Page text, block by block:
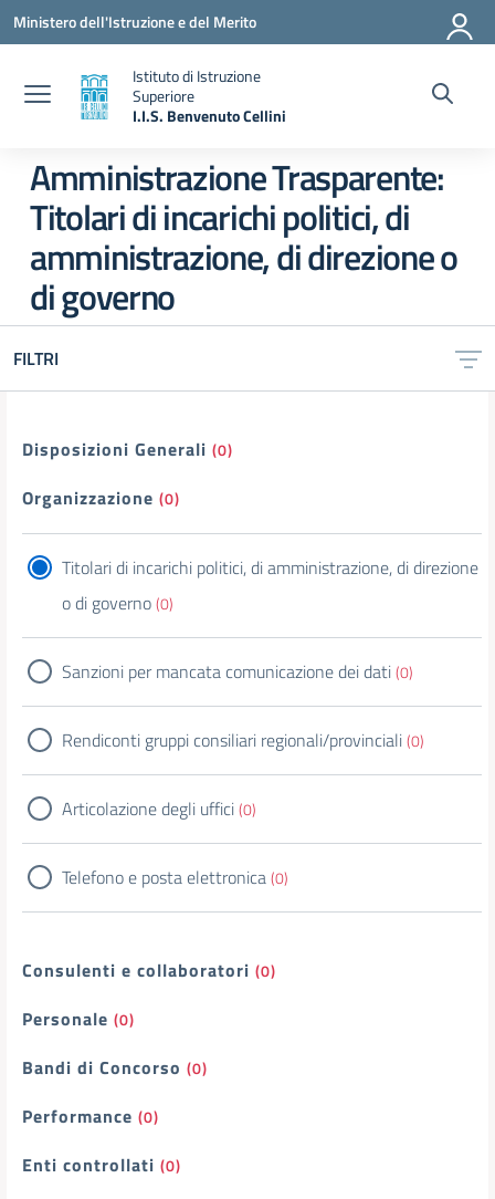
Vai ai contenuti
Vai al menu di navigazione
Vai al footer
Ministero dell'Istruzione e del Merito
Istituto di Istruzione
Superiore
I.I.S. Benvenuto Cellini
Amministrazione Trasparente:
Titolari di incarichi politici, di
amministrazione, di direzione o
di governo
FILTRI
Filtri
Disposizioni Generali (0)
Organizzazione (0)
Titolari di incarichi politici, di amministrazione, di direzione
o di governo(0)
Sanzioni per mancata comunicazione dei dati(0)
Rendiconti gruppi consiliari regionali/provinciali(0)
Articolazione degli uffici(0)
Telefono e posta elettronica(0)
Consulenti e collaboratori (0)
Personale (0)
Bandi di Concorso (0)
Performance (0)
Enti controllati (0)